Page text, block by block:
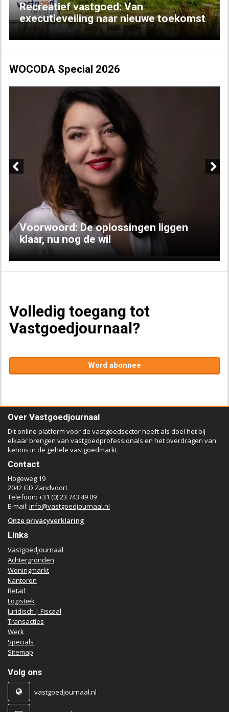
Recreatief vastgoed: Van
executieveiling naar nieuwe toekomst
WOCODA Special 2026
Voorwoord: De oplossingen liggen
klaar, nu nog de wil
Volledig toegang tot
Vastgoedjournaal?
Word abonnee
Over Vastgoedjournaal
Dit online platform voor de vastgoedsector heeft als doel het bij
elkaar brengen van vastgoedprofessionals en het overdragen van
kennis in de gehele vastgoedmarkt.
Contact
Hogeweg 19
2042 GD Zandvoort
Telefoon: +31 (0) 23 743 49 09
E-mail: info@vastgoedjournaal.nl
Onze privacyverklaring
Links
Vastgoedjournaal
Achtergronden
Woningmarkt
Kantoren
Retail
Logistiek
Juridisch | Fiscaal
Transacties
Werk
Specials
Sitemap
Volg ons
vastgoedjournaal.nl